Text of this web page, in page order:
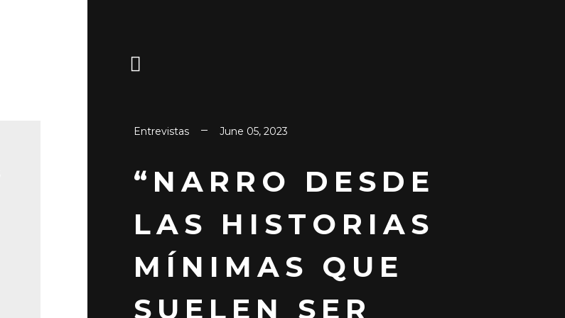
Entrevistas June 05, 2023
“NARRO DESDE
LAS HISTORIAS
MÍNIMAS QUE
SUELEN SER